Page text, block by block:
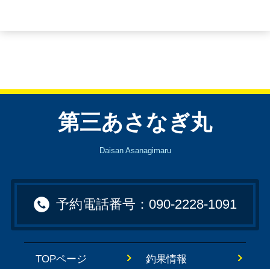
第三あさなぎ丸
Daisan Asanagimaru
予約電話番号：090-2228-1091
TOPページ 釣果情報